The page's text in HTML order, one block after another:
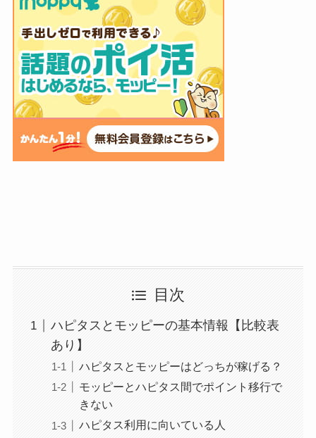
目次
ハピタスとモッピーの基本情報【比較表
あり】
ハピタスとモッピーはどっちが稼げる？
モッピーとハピタス間でポイント移行で
きない
ハピタス利用に向いている人